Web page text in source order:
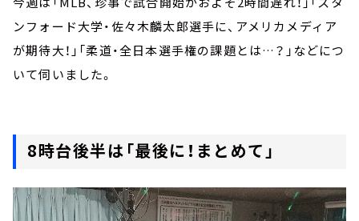
ンフォード大学・佐々木麟太郎選手に、アメリカメディア
が期待大！」「柔道・全日本選手権の課題とは…？」などにつ
いて伺いました。
8時台後半は「最後に！まとめて」